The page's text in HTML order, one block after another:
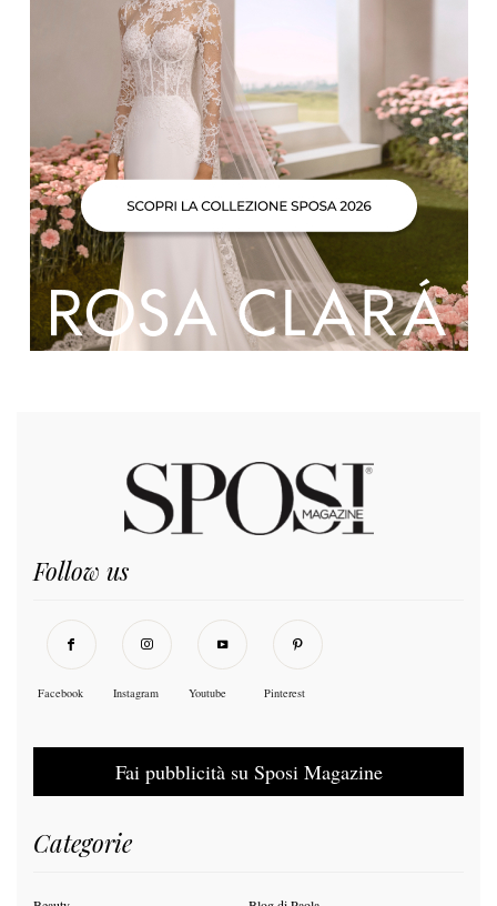
Follow us
Facebook Instagram Youtube Pinterest
Fai pubblicità su Sposi Magazine
Categorie